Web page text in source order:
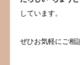
しています。
ぜひお気軽にご相